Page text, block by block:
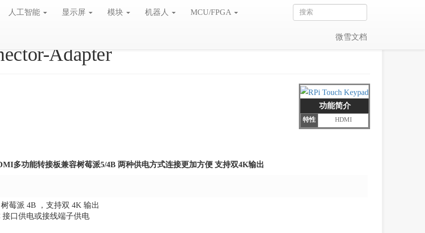
人工智能 显示屏 模块 机器人 MCU/FPGA
微雪文档
Adapter
功能简介
特性 HDMI
多功能转接板兼容树莓派5/4B 两种供电方式连接更加方便 支持双4K输出
莓派 4B ，支持双 4K 输出
接口供电或接线端子供电